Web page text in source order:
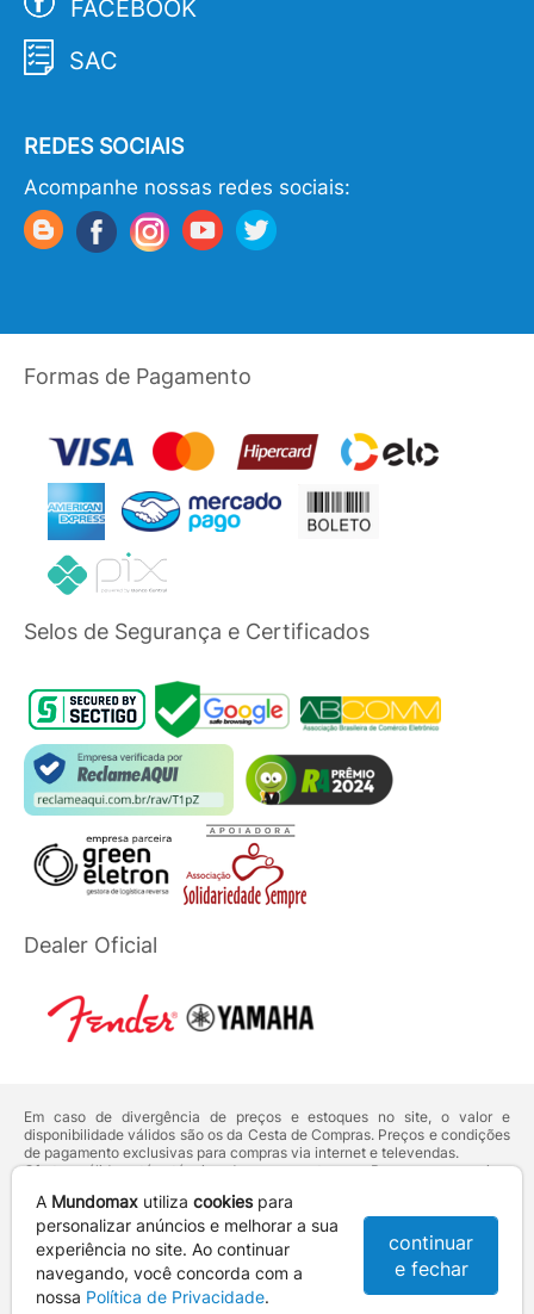
FACEBOOK
SAC
REDES SOCIAIS
Acompanhe nossas redes sociais:
Formas de Pagamento
Selos de Segurança e Certificados
Dealer Oficial
Em caso de divergência de preços e estoques no site, o valor e
disponibilidade válidos são os da Cesta de Compras. Preços e condições
de pagamento exclusivas para compras via internet e televendas.
Ofertas válidas até o término de nossos estoques. Para compras acima
deVenda Corporativa.
Os preços apresentados no site prevalecem sobre outros anunciados em
qualquer outro meio de comunicação ou sites de buscas. Código de
Defesa do Consumidor:Lei nº 8.078.
Vendas sujeitas à confirmação de dados e análises de crédito e risco.
A Mundomax utiliza cookiespara
personalizar anúncios e melhorar a sua
experiência no site. Ao continuar
navegando, você concorda com a
nossa Política de Privacidade.
continuar
e fechar